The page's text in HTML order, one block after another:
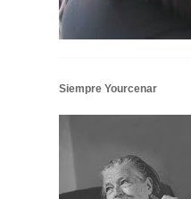
Siempre Yourcenar